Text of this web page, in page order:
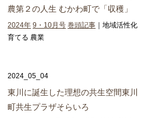
農第２の人生 むかわ町で「収穫」
2024年 9・10月号 巻頭記事 ｜地域活性化
育てる 農業
2024_05_04
東川に誕生した理想の共生空間東川
町共生プラザそらいろ